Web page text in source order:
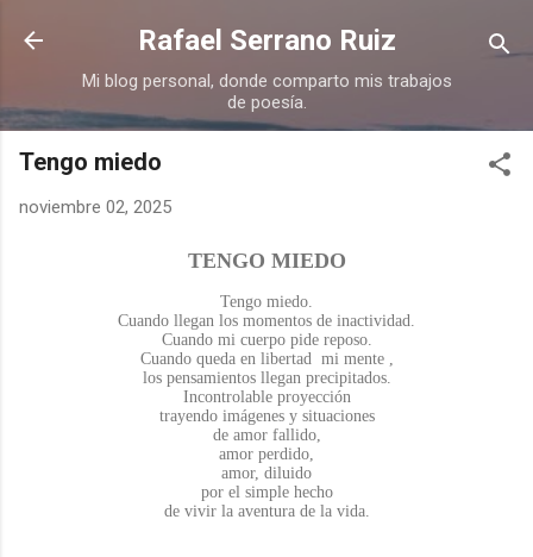
Ir al contenido principal
Rafael Serrano Ruiz
Mi blog personal, donde comparto mis trabajos
de poesía.
Tengo miedo
noviembre 02, 2025
TENGO MIEDO
Tengo miedo.
Cuando llegan los momentos de inactividad.
Cuando mi cuerpo pide reposo.
Cuando queda en libertad mi mente ,
los pensamientos llegan precipitados.
Incontrolable proyección
trayendo imágenes y situaciones
de amor fallido,
amor perdido,
amor, diluido
por el simple hecho
de vivir la aventura de la vida.